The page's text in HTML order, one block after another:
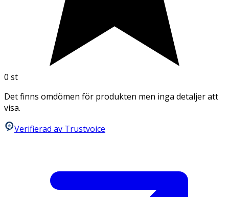
0 st
Det finns omdömen för produkten men inga detaljer att
visa.
Verifierad av Trustvoice